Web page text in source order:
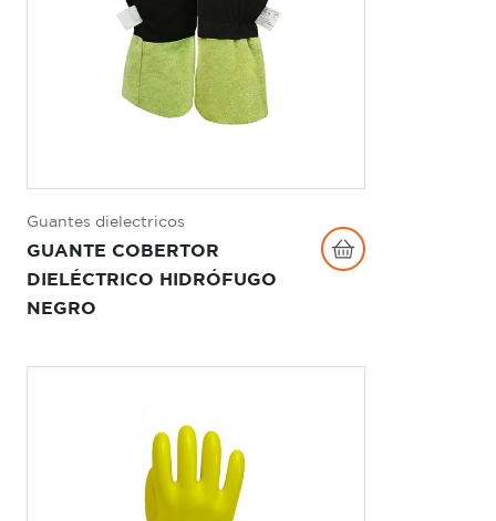
Guantes dielectricos
GUANTE COBERTOR
DIELÉCTRICO HIDRÓFUGO
NEGRO